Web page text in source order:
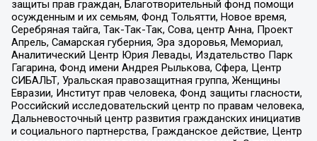
защиты прав граждан, Благотворительный фонд помощи
осужденным и их семьям, Фонд Тольятти, Новое время,
Серебряная тайга, Так-Так-Так, Сова, центр Анна, Проект
Апрель, Самарская губерния, Эра здоровья, Мемориал,
Аналитический Центр Юрия Левады, Издательство Парк
Гагарина, Фонд имени Андрея Рылькова, Сфера, Центр
СИБАЛЬТ, Уральская правозащитная группа, Женщины
Евразии, Институт прав человека, Фонд защиты гласности,
Российский исследовательский центр по правам человека,
Дальневосточный центр развития гражданских инициатив
и социального партнерства, Гражданское действие, Центр